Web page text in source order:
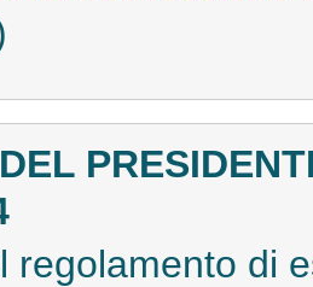
regolamento di